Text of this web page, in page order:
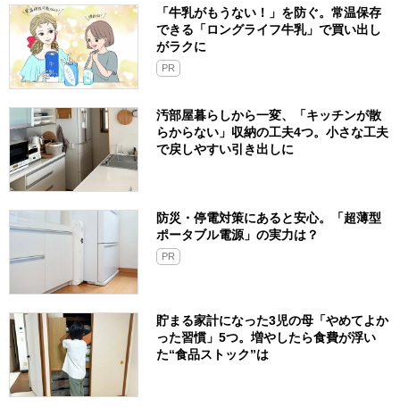
「牛乳がもうない！」を防ぐ。常温保存
できる「ロングライフ牛乳」で買い出し
がラクに
PR
汚部屋暮らしから一変、「キッチンが散
らからない」収納の工夫4つ。小さな工夫
で戻しやすい引き出しに
防災・停電対策にあると安心。「超薄型
ポータブル電源」の実力は？​
PR
貯まる家計になった3児の母「やめてよか
った習慣」5つ。増やしたら食費が浮い
た“食品ストック”は